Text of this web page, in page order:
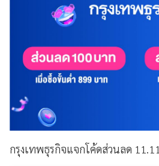
กรุงเทพธุรกิจแจกโค้ดส่วนลด 11.11